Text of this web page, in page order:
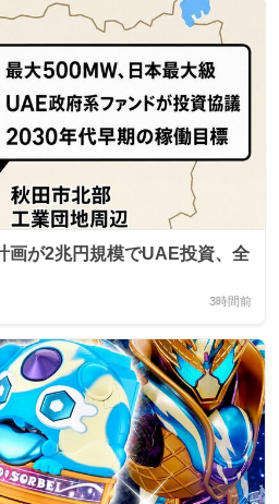
画が2兆円規模でUAE投資、全
3時間前